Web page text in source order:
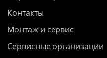
Контакты
Монтаж и сервис
Сервисные организации